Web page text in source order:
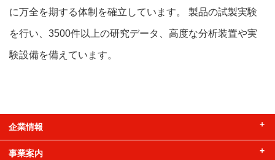
に万全を期する体制を確立しています。 製品の試製実験
を行い、3500件以上の研究データ、高度な分析装置や実
験設備を備えています。
企業情報
企業情報
事業案内